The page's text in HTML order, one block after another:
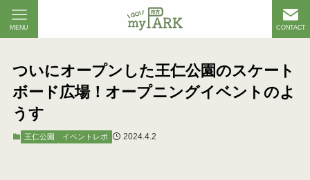
CONTACT
MENU
ついにオープンした王仁公園のスケート
ボード広場！オープニングイベントのよ
うす
王仁公園 イベントレポ 2024.4.2